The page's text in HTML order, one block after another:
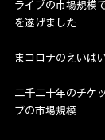
ライブの市場規模
を遂げました
まコロナのえいは
二千二十年のチケ
ブの市場規模